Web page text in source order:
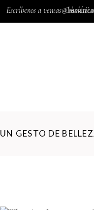
Escríbenos a
UN GESTO DE